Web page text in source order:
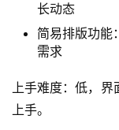
长动态
简易排版功能
需求
上手难度：低，界
上手。